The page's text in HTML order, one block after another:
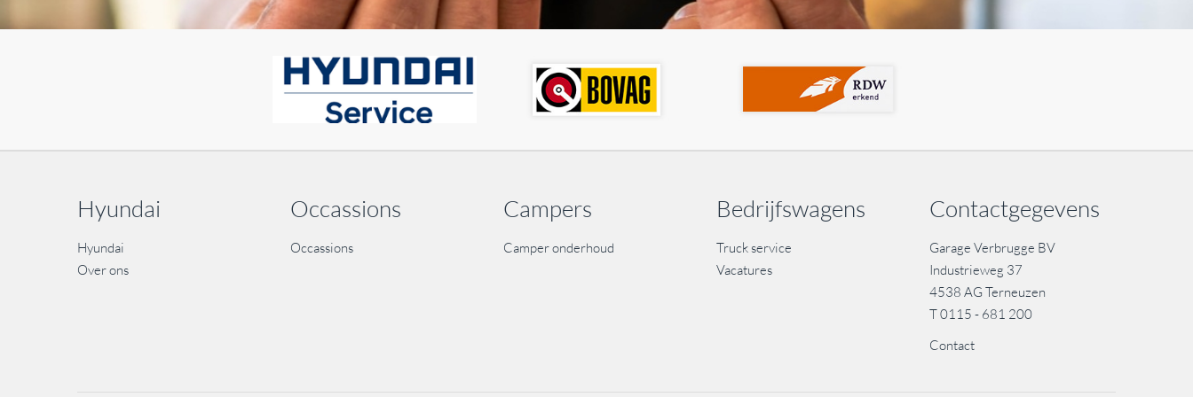
Contactgegevens
Garage Verbrugge BV
Industrieweg 37
4538 AG Terneuzen
T0115 - 681 200
Contact
Bedrijfswagens
Truck service
Vacatures
Campers
Camper onderhoud
Occassions
Occassions
Hyundai
Hyundai
Over ons